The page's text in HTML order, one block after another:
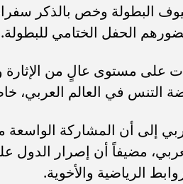
البطولة وخص بالذكر
الحفل الختامي للبطولة.
على مستوى عالٍ من الإثارة
التنس في العالم العربي،
إلى أن المشاركة
مضيفاً أن إصرار الدول
الرياضية والأخوية.